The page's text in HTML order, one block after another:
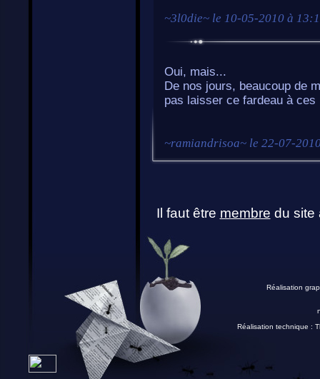
~3l0die~ le 10-05-2010 à
Oui, mais...
De nos jours, beaucoup de
pas laisser ce fardeau à
~ramiandrisoa~ le 22-07-
Il faut être membre du site
Réalisation
Réalisation technique :